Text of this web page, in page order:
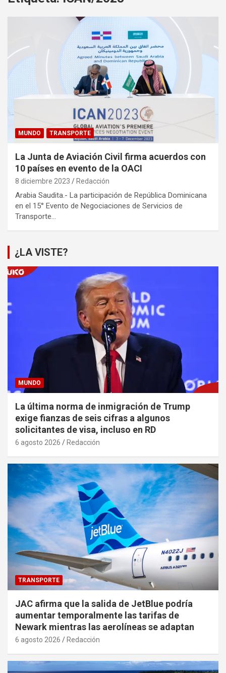
MUNDO TRANSPORTE
La Junta de Aviación Civil firma acuerdos con
10 países en evento de la OACI
8 diciembre 2023 Redacción
Arabia Saudita.- La participación de República Dominicana
en el 15° Evento de Negociaciones de Servicios de
Transporte…
¿LA VISTE?
MUNDO
La última norma de inmigración de Trump
exige fianzas de seis cifras a algunos
solicitantes de visa, incluso en RD
6 agosto 2026 Redacción
TRANSPORTE
JAC afirma que la salida de JetBlue podría
aumentar temporalmente las tarifas de
Newark mientras las aerolíneas se adaptan
6 agosto 2026 Redacción